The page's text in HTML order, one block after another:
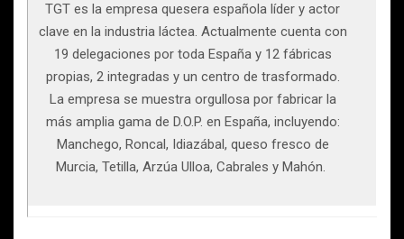
TGT es la empresa quesera española líder y actor
clave en la industria láctea. Actualmente cuenta con
19 delegaciones por toda España y 12 fábricas
propias, 2 integradas y un centro de trasformado.
La empresa se muestra orgullosa por fabricar la
más amplia gama de D.O.P. en España, incluyendo:
Manchego, Roncal, Idiazábal, queso fresco de
Murcia, Tetilla, Arzúa Ulloa, Cabrales y Mahón.